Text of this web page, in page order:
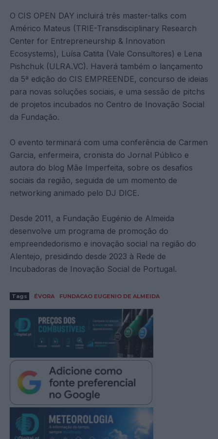
O CIS OPEN DAY incluirá três master-talks com
Américo Mateus (TRIE-Transdisciplinary Research
Center for Entrepreneurship & Innovation
Ecosystems), Luísa Catita (Vale Consultores) e Lena
Pishchuk (ULRA.VC). Haverá também o lançamento
da 5ª edição do CIS EMPREENDE, concurso de ideias
para novas soluções sociais, e uma sessão de pitchs
de projetos incubados no Centro de Inovação Social
da Fundação.
O evento terminará com uma conferência de Carmen
Garcia, enfermeira, cronista do Jornal Público e
autora do blog Mãe Imperfeita, sobre os desafios
sociais da região, seguida de um momento de
networking animado pelo DJ DICE.
Desde 2011, a Fundação Eugénio de Almeida
desenvolve um programa de promoção do
empreendedorismo e inovação social na região do
Alentejo, presidindo desde 2023 à Rede de
Incubadoras de Inovação Social de Portugal.
Tags ÉVORA FUNDACAO EUGENIO DE ALMEIDA